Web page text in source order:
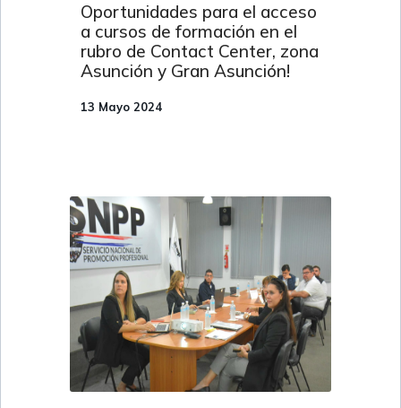
Oportunidades para el acceso
a cursos de formación en el
rubro de Contact Center, zona
Asunción y Gran Asunción!
13 Mayo 2024